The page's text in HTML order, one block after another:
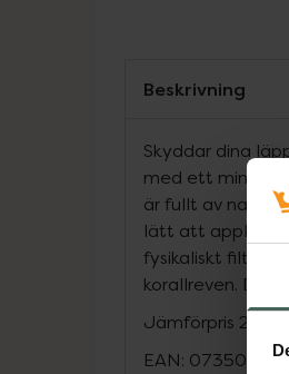
Beskrivning
Skyddar dina
med ett
är fullt av
lätt att applicera
fysikaliskt filter
korallreven.
Jämförpris 21,19 kr
EAN: